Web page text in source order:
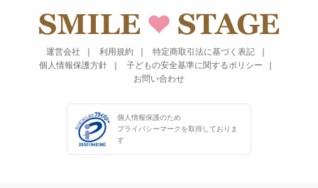
運営会社 利用規約
特定商取引法に基づく表記
個人情報保護方針
子どもの安全基準に関するポリシー
お問い合わせ
個人情報保護のため
プライバシーマークを取得しておりま
す